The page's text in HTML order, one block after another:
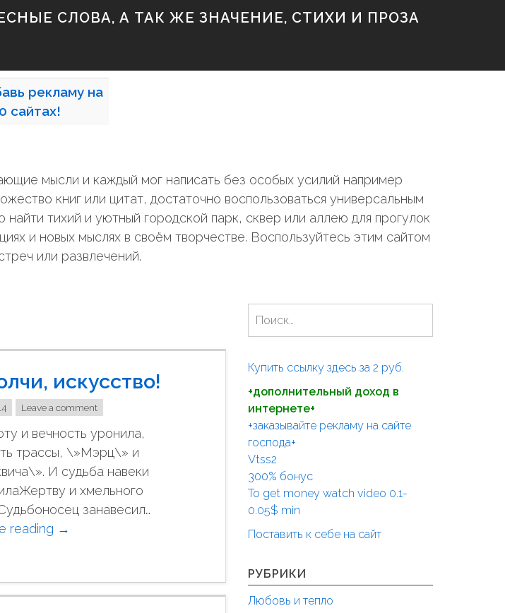
СЛОВА, А ТАК ЖЕ ЗНАЧЕНИЕ, СТИХИ И ПРОЗА
рекламу на
сайтах!
мысли и каждый мог написать без особых усилий например
книг или цитат, достаточно воспользоваться универсальным
тихий и уютный городской парк, сквер или аллею для прогулок
и новых мыслях в своём творчестве. Воспользуйтесь этим сайтом
или развлечений.
искусство!
Leave a comment
и вечность уронила,
трассы, \»Мэрц\» и
И судьба навеки
и хмельного
занавесил…
reading "
м
→
т
:
Купить ссылку здесь за 2 руб.
+дополнительный доход в
интернете+
+заказывайте рекламу на сайте
господа+
Vtss2
300% бонус
To get money watch video 0.1-
0.05$ min
Поставить к себе на сайт
РУБРИКИ
Любовь и тепло